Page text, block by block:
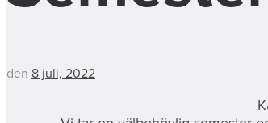
den 8 juli, 2022